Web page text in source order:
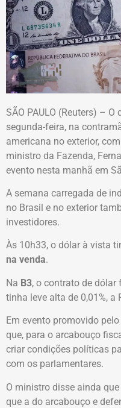
SÃO PAULO (Reuters) –
segunda-feira, na
americana no exterior,
ministro da Fazenda,
evento nesta manhã em
A semana carregada de
no Brasil e no exterior
investidores.
Às 10h33, o dólar à vista
na venda.
Na B3, o contrato de
tinha leve alta de 0,01%, a
Em evento promovido
que, para o arcabouço
criar condições políticas
com os parlamentares.
O ministro disse ainda
que a do arcabouço e